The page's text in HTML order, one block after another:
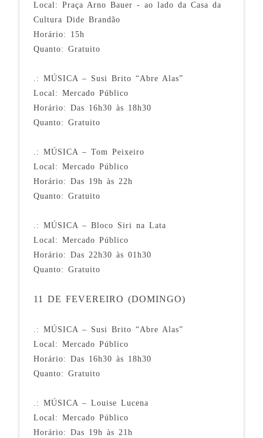
Local: Praça Arno Bauer - ao lado da Casa da
Cultura Dide Brandão
Horário: 15h
Quanto: Gratuito
.: MÚSICA – Susi Brito “Abre Alas”
Local: Mercado Público
Horário: Das 16h30 às 18h30
Quanto: Gratuito
.: MÚSICA – Tom Peixeiro
Local: Mercado Público
Horário: Das 19h às 22h
Quanto: Gratuito
.: MÚSICA – Bloco Siri na Lata
Local: Mercado Público
Horário: Das 22h30 às 01h30
Quanto: Gratuito
11 DE FEVEREIRO (DOMINGO)
.: MÚSICA – Susi Brito “Abre Alas”
Local: Mercado Público
Horário: Das 16h30 às 18h30
Quanto: Gratuito
.: MÚSICA – Louise Lucena
Local: Mercado Público
Horário: Das 19h às 21h